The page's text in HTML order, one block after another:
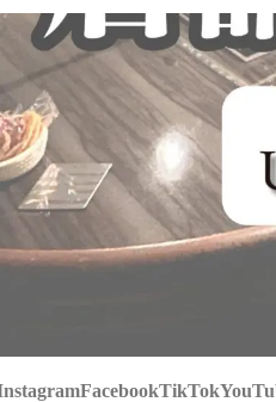
FacebookTikTok